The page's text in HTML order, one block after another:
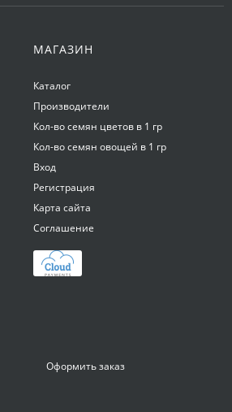
МАГАЗИН
Каталог
Производители
Кол-во семян цветов в 1 гр
Кол-во семян овощей в 1 гр
Вход
Регистрация
Карта сайта
Соглашение
Оформить заказ